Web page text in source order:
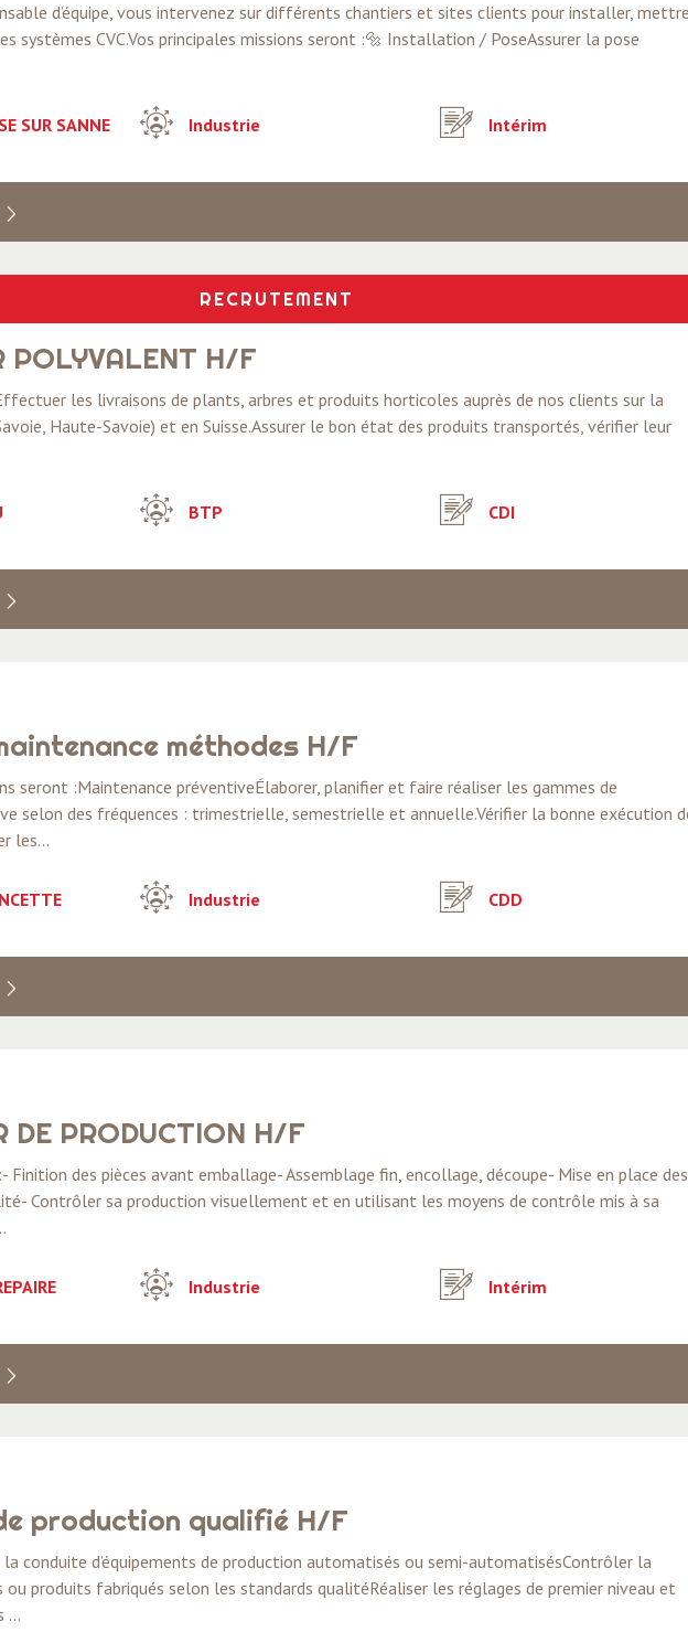
d’équipe, vous intervenez sur différents chantiers et sites clients pour installer,
systèmes CVC.Vos principales missions seront :🔩 Installation / PoseAssurer la pose
SUR SANNE Industrie Intérim
RECRUTEMENT
POLYVALENT H/F
les livraisons de plants, arbres et produits horticoles auprès de nos clients sur la
Haute-Savoie) et en Suisse.Assurer le bon état des produits transportés, vérifier leur
BTP CDI
méthodes H/F
seront :Maintenance préventiveÉlaborer, planifier et faire réaliser les gammes de
selon des fréquences : trimestrielle, semestrielle et annuelle.Vérifier la bonne exécution
les...
Industrie CDD
DE PRODUCTION H/F
Finition des pièces avant emballage- Assemblage fin, encollage, découpe- Mise en place des
Contrôler sa production visuellement et en utilisant les moyens de contrôle mis à sa
Industrie Intérim
production qualifié H/F
la conduite d’équipements de production automatisés ou semi-automatisésContrôler la
produits fabriqués selon les standards qualitéRéaliser les réglages de premier niveau et
...